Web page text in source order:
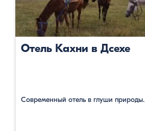
Отель Кахни в Дсехе
Современный отель в глуши природы.